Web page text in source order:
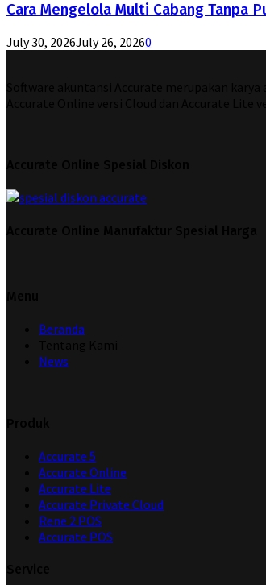
Cara Mengelola Multi Cabang Tanpa
July 30, 2026July 26, 20260
Beranda
News
Accurate 5
Accurate Online
Accurate Lite
Accurate Private Cloud
Rene 2 POS
Accurate POS